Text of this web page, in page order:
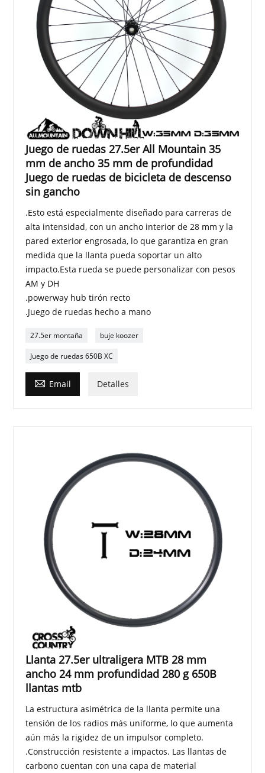
Juego de ruedas 27.5er All Mountain 35
mm de ancho 35 mm de profundidad
Juego de ruedas de bicicleta de descenso
sin gancho
.Esto está especialmente diseñado para carreras de
alta intensidad, con un ancho interior de 28 mm y la
pared exterior engrosada, lo que garantiza en gran
medida que la llanta pueda soportar un alto
impacto.Esta rueda se puede personalizar con pesos
AM y DH
.powerway hub tirón recto
.Juego de ruedas hecho a mano
27.5er montaña buje koozer
Juego de ruedas 650B XC
 Email Detalles
Llanta 27.5er ultraligera MTB 28 mm
ancho 24 mm profundidad 280 g 650B
llantas mtb
La estructura asimétrica de la llanta permite una
tensión de los radios más uniforme, lo que aumenta
aún más la rigidez de un impulsor completo.
.Construcción resistente a impactos. Las llantas de
carbono cuentan con una capa de material